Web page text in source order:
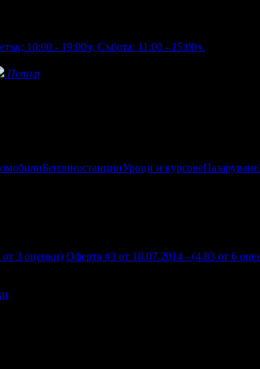
10:00 - 19:00ч; Събота: 11:00 - 15:00ч.
Петър
БензиностанцииУроци и курсовеПазаруване
3 оценки) Оферта #3 от 18.07.2014 - (4.83 от 6